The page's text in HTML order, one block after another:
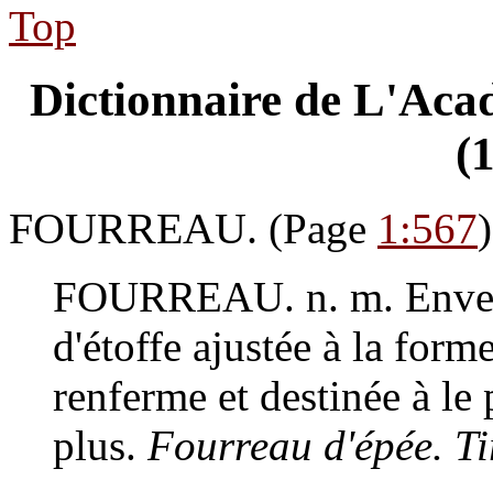
Top
Dictionnaire de
FOURREAU. (Page 1:567)
FOURREAU. n. m.
d'étoffe ajustée à la
renferme et destinée à le
plus. Fourreau d'épée.